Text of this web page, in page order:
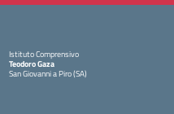
Istituto Comprensivo
Teodoro Gaza
San Giovanni a Piro (SA)